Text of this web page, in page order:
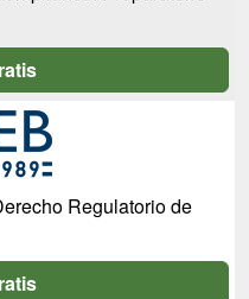
Regulatorio de